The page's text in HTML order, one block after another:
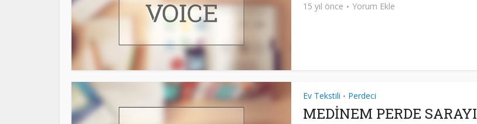
15 yıl önce Yorum Ekle
Ev Tekstili • Perdeci
MEDİNEM PERDE SARAYI